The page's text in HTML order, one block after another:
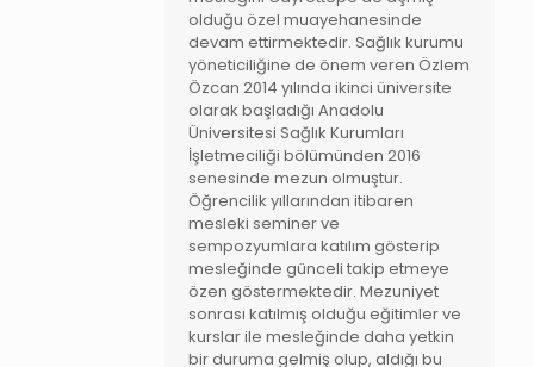
olduğu özel muayehanesinde
devam ettirmektedir. Sağlık kurumu
yöneticiliğine de önem veren Özlem
Özcan 2014 yılında ikinci üniversite
olarak başladığı Anadolu
Üniversitesi Sağlık Kurumları
İşletmeciliği bölümünden 2016
senesinde mezun olmuştur.
Öğrencilik yıllarından itibaren
mesleki seminer ve
sempozyumlara katılım gösterip
mesleğinde günceli takip etmeye
özen göstermektedir. Mezuniyet
sonrası katılmış olduğu eğitimler ve
kurslar ile mesleğinde daha yetkin
bir duruma gelmiş olup, aldığı bu